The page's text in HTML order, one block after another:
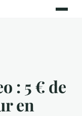
: 5 € de
en